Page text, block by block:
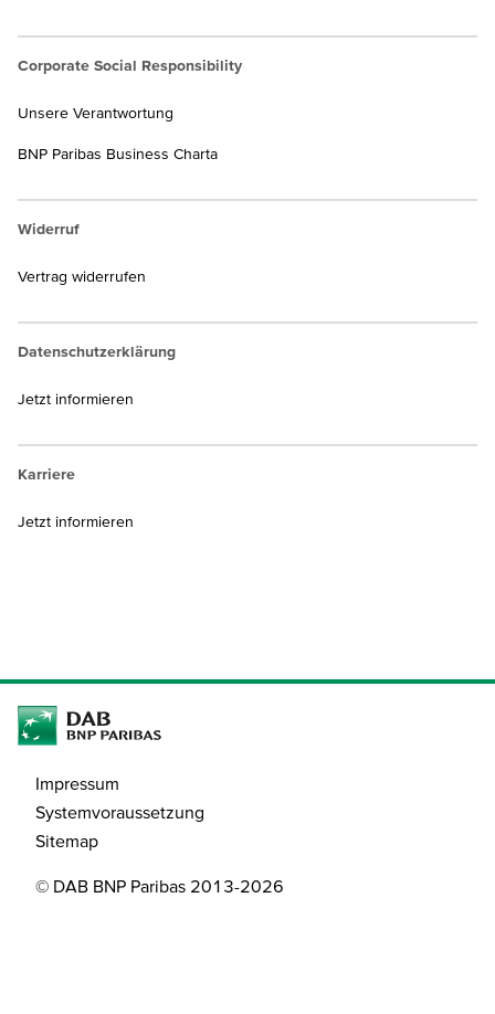
Corporate Social Responsibility
Unsere Verantwortung
BNP Paribas Business Charta
Widerruf
Vertrag widerrufen
Datenschutzerklärung
Jetzt informieren
Karriere
Jetzt informieren
Impressum
Systemvoraussetzung
Sitemap
© DAB BNP Paribas 2013-2026